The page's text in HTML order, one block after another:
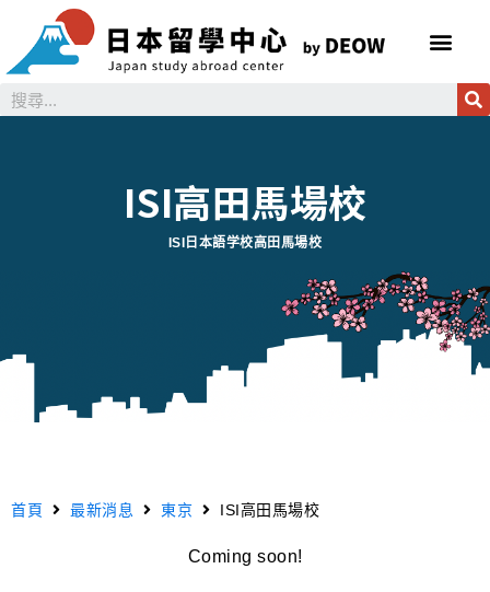
ISI高田馬場校
ISI日本語学校高田馬場校
首頁 最新消息 東京 ISI高田馬場校
Coming soon!